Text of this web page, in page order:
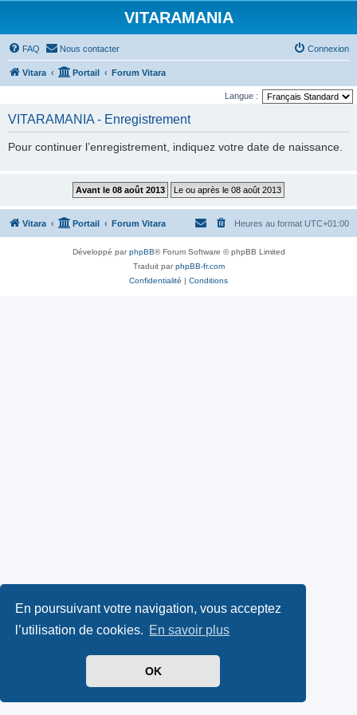
En poursuivant votre navigation, vous acceptez
l’utilisation de cookies. En savoir plus
OK
VITARAMANIA
FAQ Nous contacter Connexion
Vitara Portail Forum Vitara
Langue :
VITARAMANIA - Enregistrement
Pour continuer l’enregistrement, indiquez votre date de naissance.
Vitara Portail Forum Vitara Heures au format UTC+01:00
Développé parphpBB® Forum Software © phpBB Limited
Traduit parphpBB-fr.com
Confidentialité
Conditions